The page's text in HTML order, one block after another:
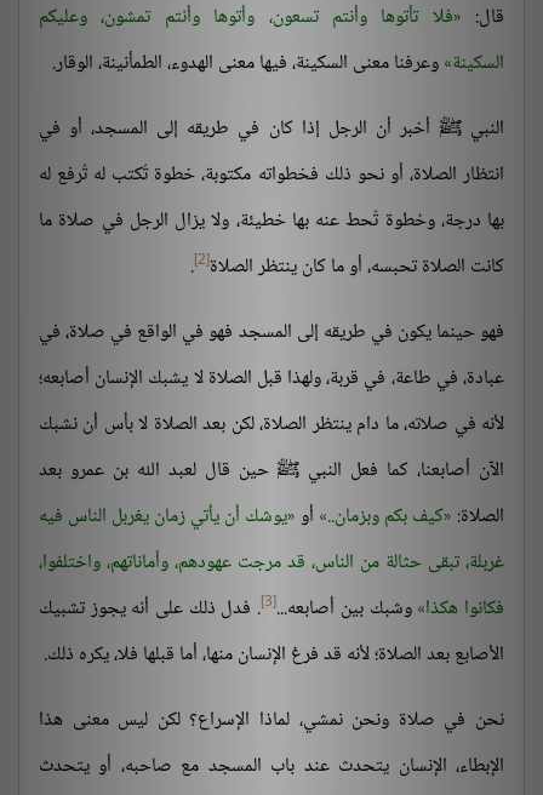
قال:
فلا تأتوها وأنتم تسعون، وأتوها وأنتم تمشون، وعليكم
السكينة وعرفنا معنى السكينة، فيها معنى الهدوء، الطمأنينة، الوقار.
النبي ﷺ أخبر أن الرجل إذا كان في طريقه إلى المسجد، أو في
انتظار الصلاة، أو نحو ذلك فخطواته مكتوبة، خطوة تُكتب له تُرفع له
بها درجة، وخطوة تُحط عنه بها خطيئة، ولا يزال الرجل في صلاة ما
كانت الصلاة تحبسه، أو ما كان ينتظر الصلاة[2]
.
فهو حينما يكون في طريقه إلى المسجد فهو في الواقع في صلاة، في
عبادة، في طاعة، في قربة، ولهذا قبل الصلاة لا يشبك الإنسان أصابعه؛
لأنه في صلاته، ما دام ينتظر الصلاة، لكن بعد الصلاة لا بأس أن نشبك
الآن أصابعنا، كما فعل النبي ﷺ حين قال لعبد الله بن عمرو بعد
الصلاة: كيف بكم وبزمان.. أو يوشك أن يأتي زمان يغربل الناس فيه
غربلة، تبقى حثالة من الناس، قد مرجت عهودهم، وأماناتهم، واختلفوا،
فكانوا هكذا وشبك بين أصابعه...[3] . فدل ذلك على أنه يجوز تشبيك
الأصابع بعد الصلاة؛ لأنه قد فرغ الإنسان منها، أما قبلها فلا، يكره ذلك.
نحن في صلاة ونحن نمشي، لماذا الإسراع؟ لكن ليس معنى هذا
الإبطاء، الإنسان يتحدث عند باب المسجد مع صاحبه، أو يتحدث